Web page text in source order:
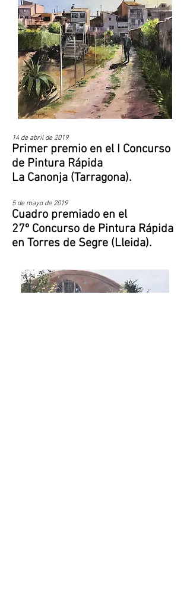
14 de abril de 2019
Primer premio en el I Concurso
de Pintura Rápida
La Canonja (Tarragona).
5 de mayo de 2019
Cuadro premiado en el
27º Concurso de Pintura Rápida
en Torres de Segre (Lleida).